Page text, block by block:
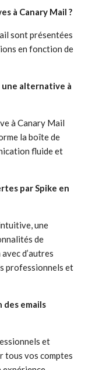
à Canary Mail ?
sont présentées
en fonction de
une alternative à
à Canary Mail
la boîte de
fluide et
par Spike en
une
de
d’autres
professionnels et
emails
et
tous vos comptes